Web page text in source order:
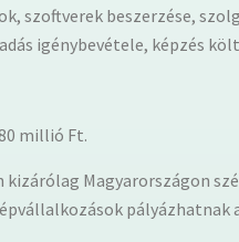
szoftverek beszerzése,
igénybevétele, képzés
millió Ft.
kizárólag Magyarországon